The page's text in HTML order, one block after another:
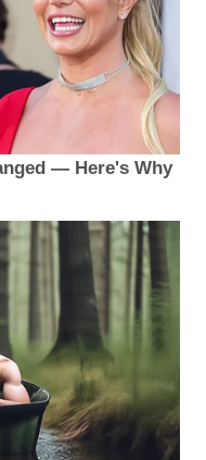
— Here's Why